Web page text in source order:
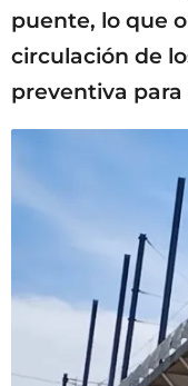
puente, lo que
circulación de
preventiva